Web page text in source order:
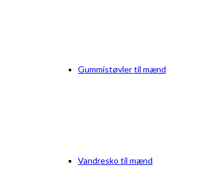
Gummistøvler til mænd
Vandresko til mænd